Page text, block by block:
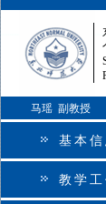
马瑶 副教授
基本信
教学工